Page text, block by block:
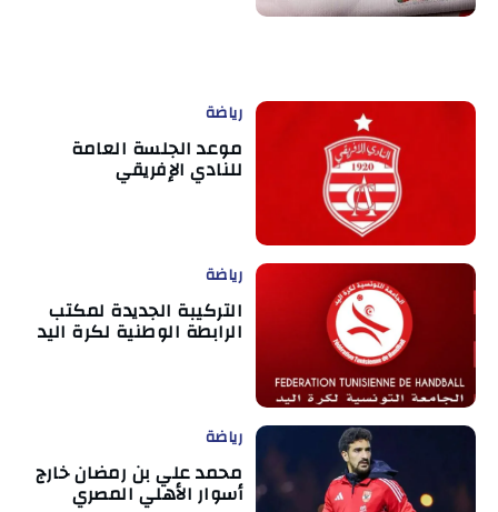
رياضة
موعد الجلسة العامة
للنادي الإفريقي
رياضة
التركيبة الجديدة لمكتب
الرابطة الوطنية لكرة اليد
رياضة
محمد علي بن رمضان خارج
أسوار الأهلي المصري